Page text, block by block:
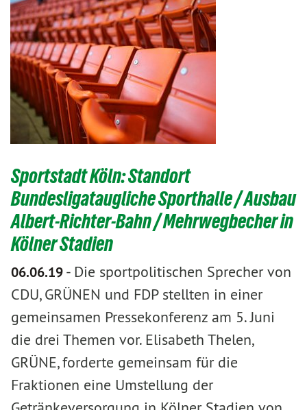
Sportstadt Köln: Standort
Bundesligataugliche Sporthalle / Ausbau
Albert-Richter-Bahn / Mehrwegbecher in
Kölner Stadien
06.06.19- Die sportpolitischen Sprecher von
CDU, GRÜNEN und FDP stellten in einer
gemeinsamen Pressekonferenz am 5. Juni
die drei Themen vor. Elisabeth Thelen,
GRÜNE, forderte gemeinsam für die
Fraktionen eine Umstellung der